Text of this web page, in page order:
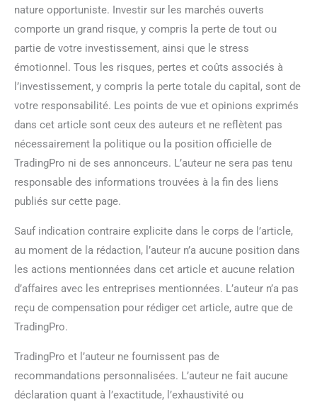
nature opportuniste. Investir sur les marchés ouverts
comporte un grand risque, y compris la perte de tout ou
partie de votre investissement, ainsi que le stress
émotionnel. Tous les risques, pertes et coûts associés à
l’investissement, y compris la perte totale du capital, sont de
votre responsabilité. Les points de vue et opinions exprimés
dans cet article sont ceux des auteurs et ne reflètent pas
nécessairement la politique ou la position officielle de
TradingPro ni de ses annonceurs. L’auteur ne sera pas tenu
responsable des informations trouvées à la fin des liens
publiés sur cette page.
Sauf indication contraire explicite dans le corps de l’article,
au moment de la rédaction, l’auteur n’a aucune position dans
les actions mentionnées dans cet article et aucune relation
d’affaires avec les entreprises mentionnées. L’auteur n’a pas
reçu de compensation pour rédiger cet article, autre que de
TradingPro.
TradingPro et l’auteur ne fournissent pas de
recommandations personnalisées. L’auteur ne fait aucune
déclaration quant à l’exactitude, l’exhaustivité ou